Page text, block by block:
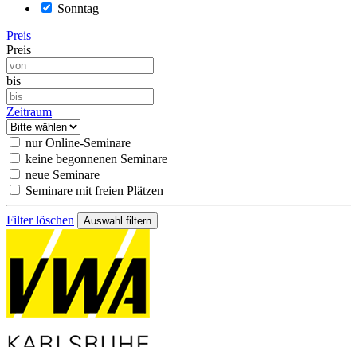
Sonntag
Preis
Preis
bis
Zeitraum
nur Online-Seminare
keine begonnenen Seminare
neue Seminare
Seminare mit freien Plätzen
Filter löschen